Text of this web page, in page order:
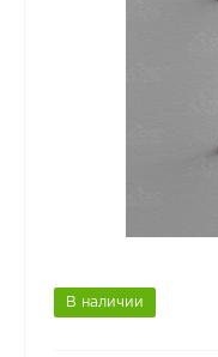
В наличии